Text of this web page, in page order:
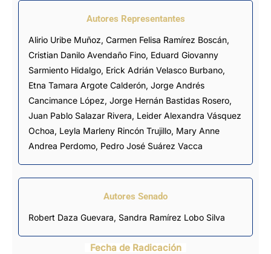
Autores Representantes
Alirio Uribe Muñoz, Carmen Felisa Ramírez Boscán,
Cristian Danilo Avendaño Fino, Eduard Giovanny
Sarmiento Hidalgo, Erick Adrián Velasco Burbano,
Etna Tamara Argote Calderón, Jorge Andrés
Cancimance López, Jorge Hernán Bastidas Rosero,
Juan Pablo Salazar Rivera, Leider Alexandra Vásquez
Ochoa, Leyla Marleny Rincón Trujillo, Mary Anne
Andrea Perdomo, Pedro José Suárez Vacca
Autores Senado
Robert Daza Guevara, Sandra Ramírez Lobo Silva
Fecha de Radicación